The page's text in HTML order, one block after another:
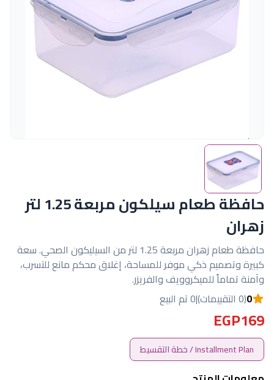
حافظة طعام سيلكون مربعة 1.25 لتر
زهران
حافظة طعام زهران مربعة 1.25 لتر من السيليكون الصحي. سعة
كبيرة وتصميم ذكي موفر للمساحة، إغلاق محكم مانع للتسرب،
وآمنة تماماً للميكروويف والفريزر.
0(0 التقييمات) |0 تم البيع
EGP169
Installment Plan / خطة التقسيط